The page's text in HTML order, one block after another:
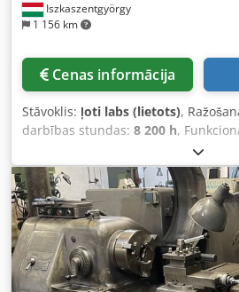
Iszkaszentgyörgy
1 156 km
Cenas informācija
Stāvoklis: ļoti labs (lietots),
darbības stundas: 8 200 h,
, Vadības sistēma OSP-
1530 x 660 mm Galda slodze maks.
1500 mm Y-ass gājiens 660 mm Z-
Vārpstas apgriezieni 12000 apgr./
pārvietošana: X/Y: 40 m/min, Z: 32
22/18,5 kW Vārpstas stiprinājums
ar 32 instrumentiem Maks.
Maks. instrumenta svars 8 kg